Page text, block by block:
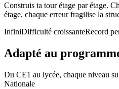
Construis ta tour étage par étage.
étage, chaque erreur fragilise la
InfiniDifficulté croissanteRecord
Adapté au
Du CE1 au lycée, chaque niveau
Nationale